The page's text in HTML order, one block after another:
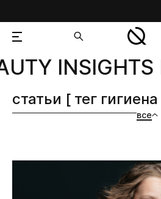
добавлен в корзину
все
статьи [ тег